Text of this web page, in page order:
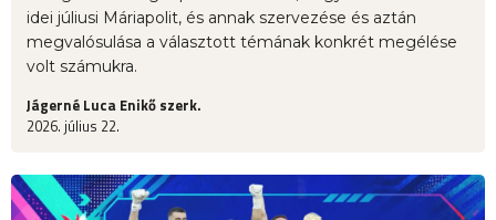
idei júliusi Máriapolit, és annak szervezése és aztán
megvalósulása a választott témának konkrét megélése
volt számukra.
Jágerné Luca Enikő szerk.
2026. július 22.